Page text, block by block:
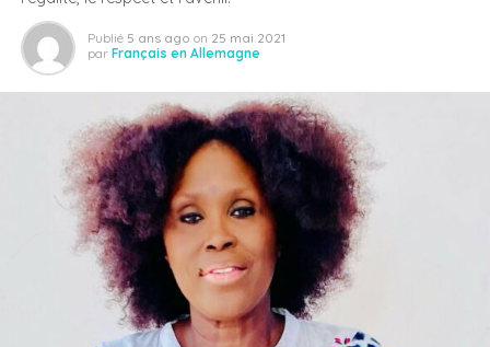
Publié 5 ans ago on 25 mai 2021
par Français en Allemagne